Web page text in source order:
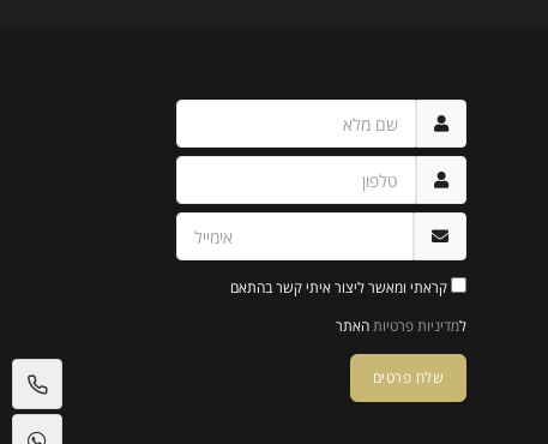
קראתי ומאשר ליצור איתי קשר בהתאם
למדיניות פרטיותהאתר
שלח פרטים